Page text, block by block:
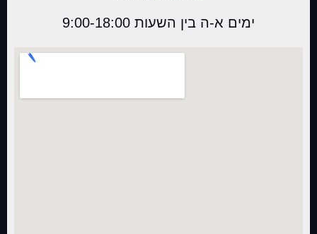
ימים א-ה בין השעות 9:00-18:00